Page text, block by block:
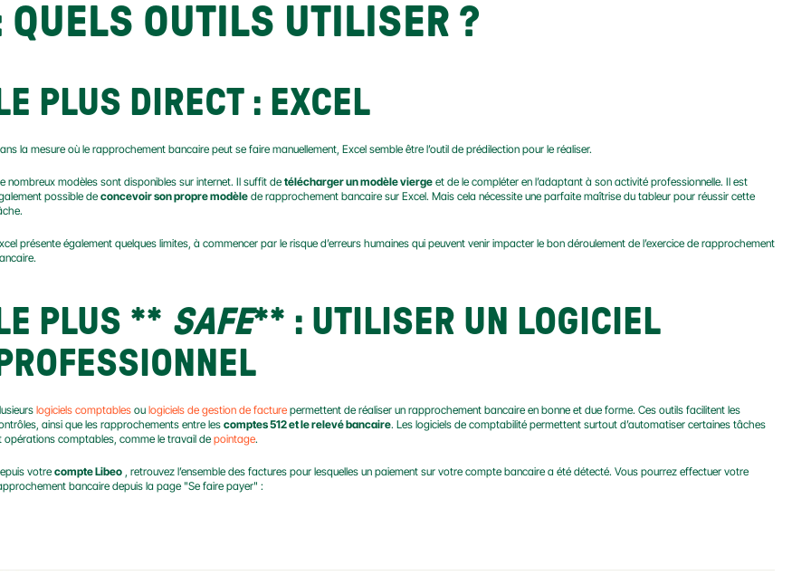
QUELS OUTILS UTILISER ?
LE PLUS DIRECT : EXCEL
la mesure où le rapprochement bancaire peut se faire manuellement, Excel semble être l’outil de prédilection pour le réaliser.
nombreux modèles sont disponibles sur internet. Il suffit de télécharger un modèle vierge et de le compléter en l’adaptant à son activité professionnelle. Il est
possible de concevoir son propre modèle de rapprochement bancaire sur Excel. Mais cela nécessite une parfaite maîtrise du tableur pour réussir cette
présente également quelques limites, à commencer par le risque d’erreurs humaines qui peuvent venir impacter le bon déroulement de l’exercice de rapprochement
LE PLUS ** SAFE** : UTILISER UN LOGICIEL
PROFESSIONNEL
logiciels comptables ou logiciels de gestion de facture permettent de réaliser un rapprochement bancaire en bonne et due forme. Ces outils facilitent les
ainsi que les rapprochements entre les comptes 512 et le relevé bancaire. Les logiciels de comptabilité permettent surtout d’automatiser certaines tâches
opérations comptables, comme le travail de pointage.
votre compte Libeo , retrouvez l’ensemble des factures pour lesquelles un paiement sur votre compte bancaire a été détecté. Vous pourrez effectuer votre
bancaire depuis la page "Se faire payer" :